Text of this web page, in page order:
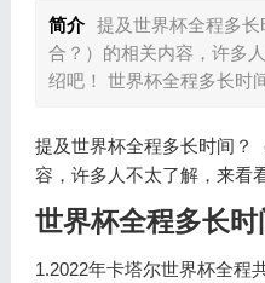
简介 提及世界杯全程多
合？）的相关内容，许多
绍吧！ 世界杯全程多长时
提及世界杯全程多长时间？
容，许多人不太了解，来看
世界杯全程多长时
1.2022年卡塔尔世界杯全程